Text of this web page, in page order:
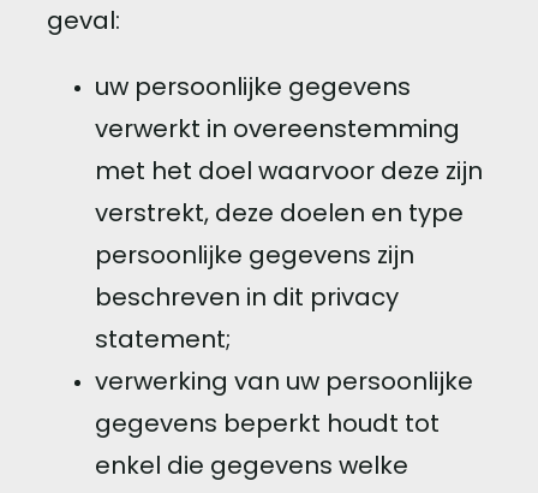
geval:
uw persoonlijke gegevens
verwerkt in overeenstemming
met het doel waarvoor deze zijn
verstrekt, deze doelen en type
persoonlijke gegevens zijn
beschreven in dit privacy
statement;
verwerking van uw persoonlijke
gegevens beperkt houdt tot
enkel die gegevens welke